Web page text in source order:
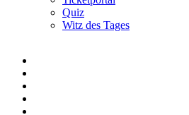
Quiz
Witz des Tages